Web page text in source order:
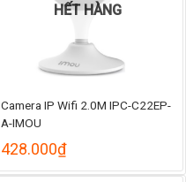
HẾT HÀNG
Camera IP Wifi 2.0M IPC-C22EP-
A-IMOU
428.000₫